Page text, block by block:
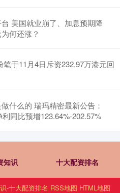
美国就业崩了、加息预期降
何还涨？
于11月4日斥资232.97万港元回
什么的 瑞玛精密最新公告：
同比预增123.64%-202.57%
知识 十大配资排名
-十大配资排名 RSS地图 HTML地图